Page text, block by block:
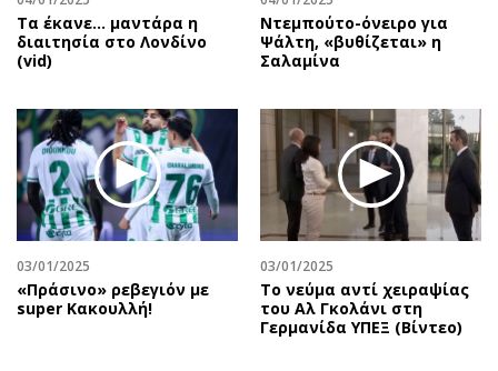
Τα έκανε… μαντάρα η
διαιτησία στο Λονδίνο
(vid)
Ντεμπούτο-όνειρο για
Ψάλτη, «βυθίζεται» η
Σαλαμίνα
03/01/2025
«Πράσινο» ρεβεγιόν με
super Κακουλλή!
03/01/2025
Το νεύμα αντί χειραψίας
του Αλ Γκολάνι στη
Γερμανίδα ΥΠΕΞ (Βίντεο)